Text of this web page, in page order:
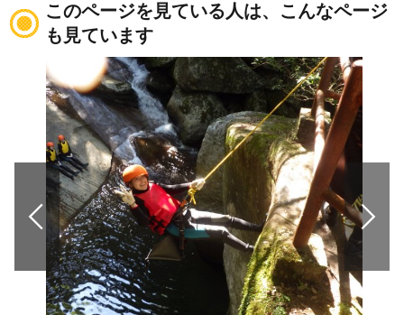
このページを見ている人は、こんなページ
も見ています